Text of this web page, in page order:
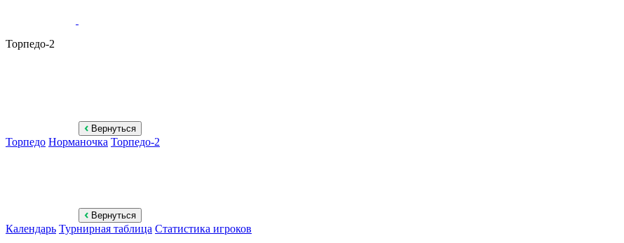
Торпедо-2
Вернуться
Торпедо Норманочка Торпедо-2
Вернуться
Календарь Турнирная таблица Статистика игроков